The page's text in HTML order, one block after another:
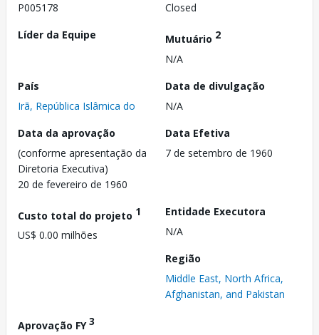
P005178
Closed
Líder da Equipe
Mutuário 2
N/A
País
Irã, República Islâmica do
Data de divulgação
N/A
Data da aprovação
(conforme apresentação da
Diretoria Executiva)
20 de fevereiro de 1960
Data Efetiva
7 de setembro de 1960
Custo total do projeto 1
US$ 0.00 milhões
Entidade Executora
N/A
Região
Middle East, North Africa,
Afghanistan, and Pakistan
Aprovação FY3